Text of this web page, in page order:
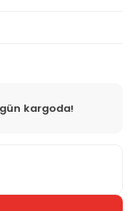
kargoda!